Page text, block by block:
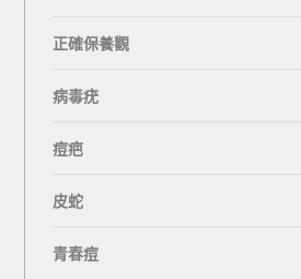
正確保養觀
病毒疣
痘疤
皮蛇
青春痘